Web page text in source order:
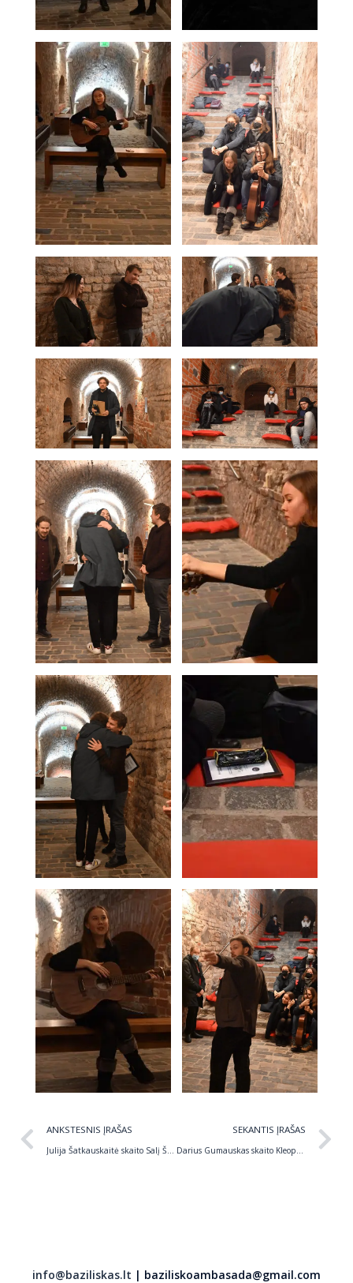
Prev
ANKSTESNIS ĮRAŠAS
Julija Šatkauskaitė skaito Salį Šemerį. Avangardinės poezijos interpretacijos „Glūdi liūdi“
SEKANTIS ĮRAŠAS
Darius Gumauskas skaito Kleopą Jurgelionį. Avangardinės poezijos interpretacijos „Glūdi liūdi“
info@baziliskas.lt | baziliskoambasada@gmail.com